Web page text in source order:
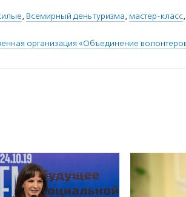
, Всемирный день туризма, мастер-класс
организация «Объединение